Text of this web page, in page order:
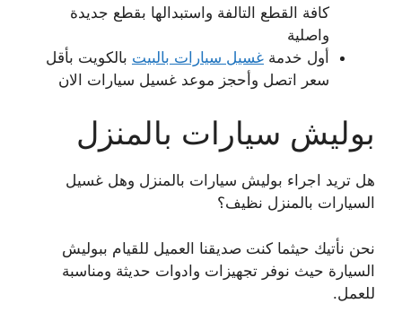
كافة القطع التالفة واستبدالها بقطع جديدة
واصلية
أول خدمة غسيل سيارات بالبيت بالكويت بأقل
سعر اتصل وأحجز موعد غسيل سيارات الان
بوليش سيارات بالمنزل
هل تريد اجراء بوليش سيارات بالمنزل وهل غسيل
السيارات بالمنزل نظيف؟
نحن نأتيك حيثما كنت صديقنا العميل للقيام ببوليش
السيارة حيث نوفر تجهيزات وادوات حديثة ومناسبة
للعمل.